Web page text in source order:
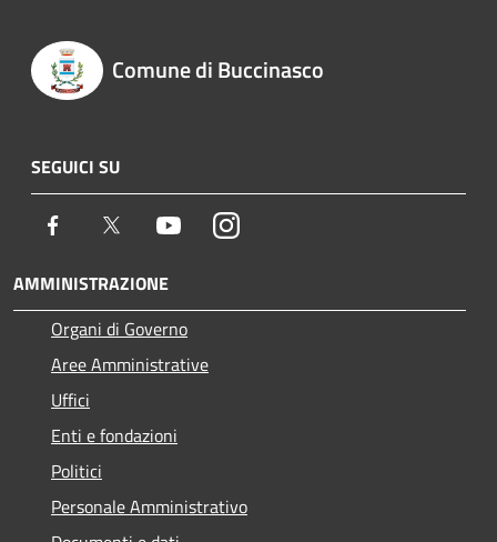
Comune di Buccinasco
SEGUICI SU
Facebook Twitter YoutubeInstagram
AMMINISTRAZIONE
Organi di Governo
Aree Amministrative
Uffici
Enti e fondazioni
Politici
Personale Amministrativo